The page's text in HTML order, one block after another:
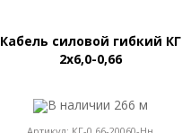
Кабель силовой гибкий КГ
2x6,0-0,66
В наличии 266 м